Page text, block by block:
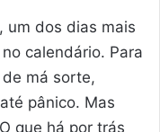
um dos dias mais
calendário. Para
má sorte,
pânico. Mas
que há por trás